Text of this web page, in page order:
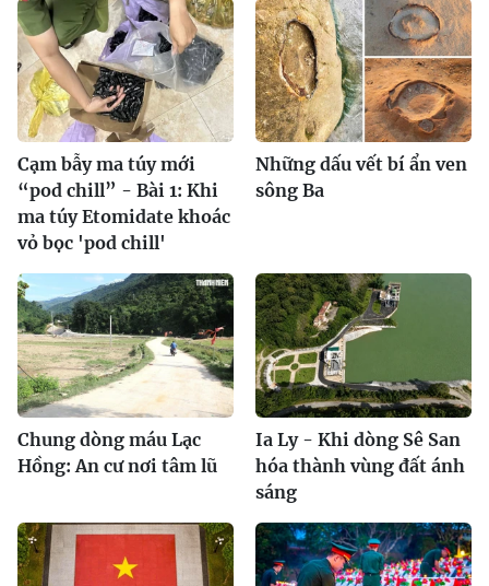
Cạm bẫy ma túy mới
“pod chill” - Bài 1: Khi
ma túy Etomidate khoác
vỏ bọc 'pod chill'
Những dấu vết bí ẩn ven
sông Ba
Chung dòng máu Lạc
Hồng: An cư nơi tâm lũ
Ia Ly - Khi dòng Sê San
hóa thành vùng đất ánh
sáng